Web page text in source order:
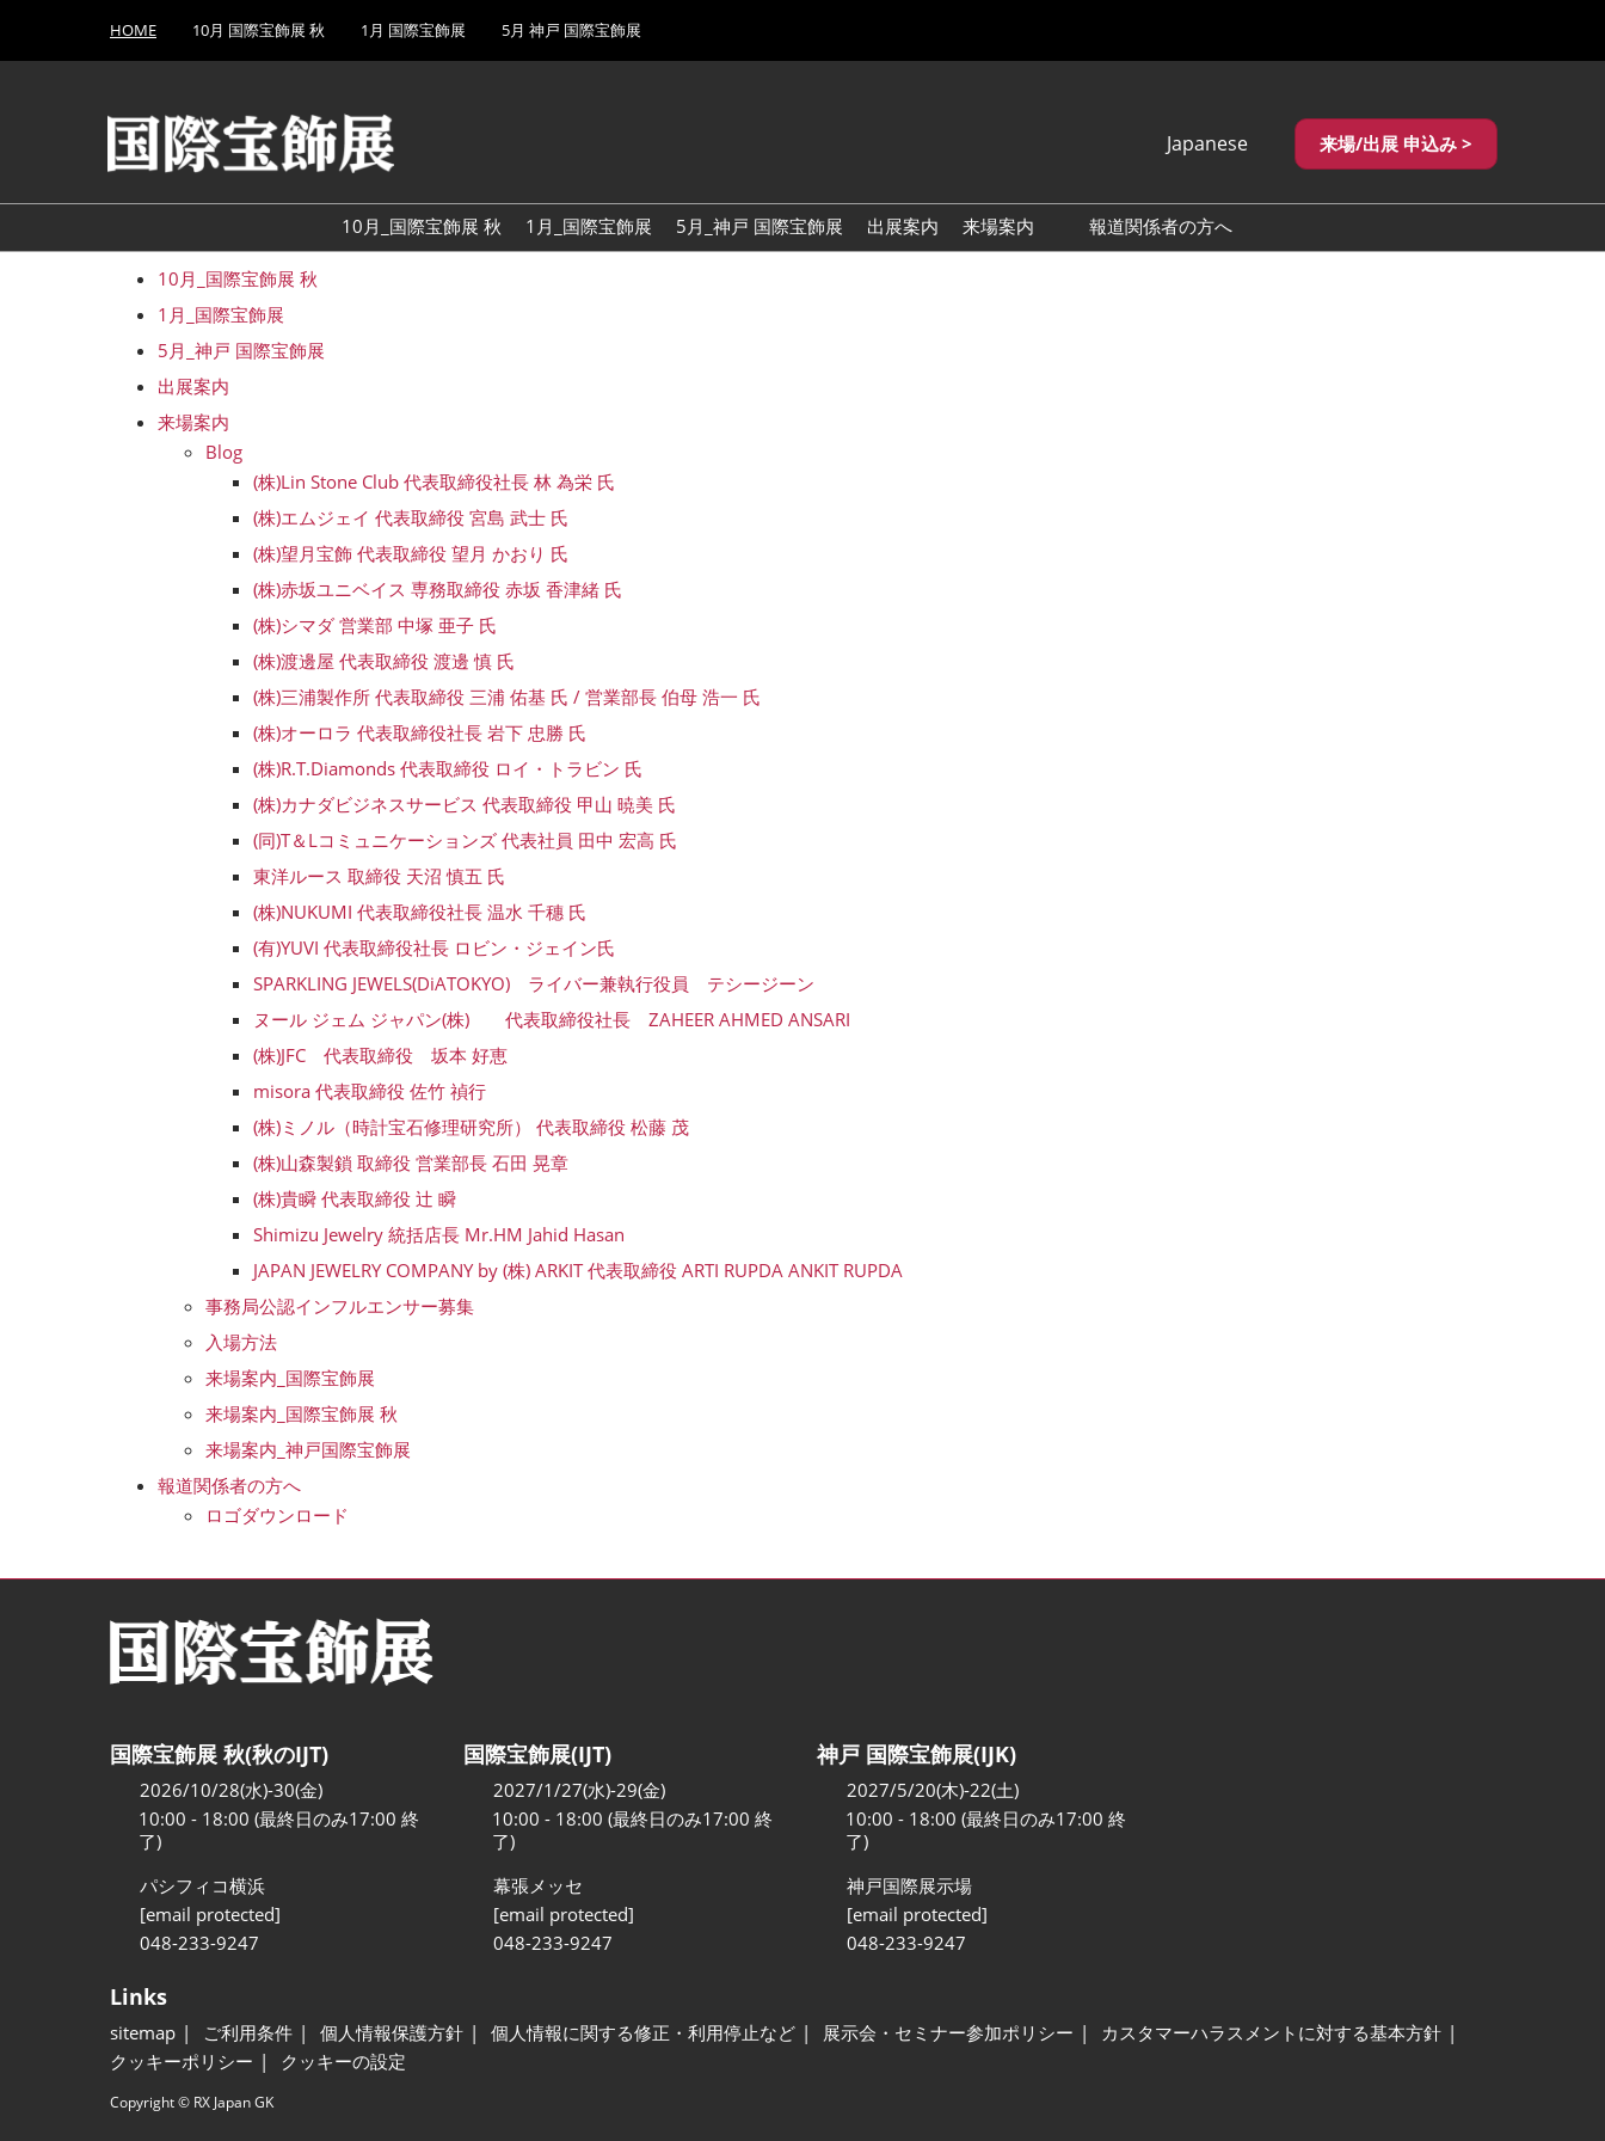
キ
し
て
to
HOME 10月 国際宝飾展 秋 1月 国際宝飾展 5月 神戸 国際宝飾展
Japanese
English
繁體中文
来場/出展 申込み >
10月_国際宝飾展 秋 1月_国際宝飾展 5月_神戸 国際宝飾展 出展案内
来場案内
報道関係者の方へ
10月_国際宝飾展 秋
1月_国際宝飾展
5月_神戸 国際宝飾展
出展案内
来場案内
Blog
(株)Lin Stone Club 代表取締役社長 林 為栄 氏
(株)エムジェイ 代表取締役 宮島 武士 氏
(株)望月宝飾 代表取締役 望月 かおり 氏
(株)赤坂ユニベイス 専務取締役 赤坂 香津緒 氏
(株)シマダ 営業部 中塚 亜子 氏
(株)渡邊屋 代表取締役 渡邊 慎 氏
(株)三浦製作所 代表取締役 三浦 佑基 氏 / 営業部長 伯母 浩一 氏
(株)オーロラ 代表取締役社長 岩下 忠勝 氏
(株)R.T.Diamonds 代表取締役 ロイ・トラビン 氏
(株)カナダビジネスサービス 代表取締役 甲山 暁美 氏
(同)T＆Lコミュニケーションズ 代表社員 田中 宏高 氏
東洋ルース 取締役 天沼 慎五 氏
(株)NUKUMI 代表取締役社長 温水 千穗 氏
(有)YUVI 代表取締役社長 ロビン・ジェイン氏
SPARKLING JEWELS(DiATOKYO) ライバー兼執行役員 テシージーン
ヌール ジェム ジャパン(株) 代表取締役社長 ZAHEER AHMED ANSARI
(株)JFC 代表取締役 坂本 好恵
misora 代表取締役 佐竹 禎行
(株)ミノル（時計宝石修理研究所） 代表取締役 松藤 茂
(株)山森製鎖 取締役 営業部長 石田 晃章
(株)貴瞬 代表取締役 辻 瞬
Shimizu Jewelry 統括店長 Mr.HM Jahid Hasan
JAPAN JEWELRY COMPANY by (株) ARKIT 代表取締役 ARTI RUPDA ANKIT RUPDA
事務局公認インフルエンサー募集
入場方法
来場案内_国際宝飾展
来場案内_国際宝飾展 秋
来場案内_神戸国際宝飾展
報道関係者の方へ
ロゴダウンロード
国際宝飾展 秋(秋のIJT)
2026/10/28(水)-30(金)
10:00 - 18:00 (最終日のみ17:00 終
了)
パシフィコ横浜
[email protected]
048-233-9247
国際宝飾展(IJT)
2027/1/27(水)-29(金)
10:00 - 18:00 (最終日のみ17:00 終
了)
幕張メッセ
[email protected]
048-233-9247
神戸 国際宝飾展(IJK)
2027/5/20(木)-22(土)
10:00 - 18:00 (最終日のみ17:00 終
了)
神戸国際展示場
[email protected]
048-233-9247
Links
sitemap ご利用条件 個人情報保護方針 個人情報に関する修正・利用停止など 展示会・セミナー参加ポリシー
カスタマーハラスメントに対する基本方針
クッキーポリシー
クッキーの設定
Copyright © RX Japan GK